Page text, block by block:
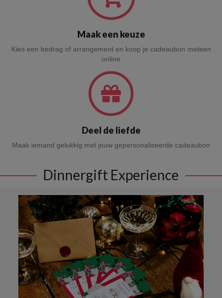
Maak een keuze
Kies een bedrag of arrangement en koop je cadeaubon meteen
online
Deel de liefde
Maak iemand gelukkig met jouw gepersonaliseerde cadeaubon
Dinnergift Experience